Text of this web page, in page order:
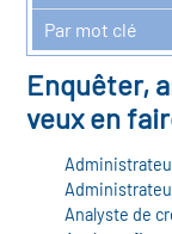
Par mot clé
Enquêter,
veux en
Analyste de